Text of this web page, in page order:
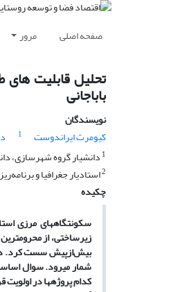
صفحه اصلی مرور
تحلیل قابلیت
باباجانی
نویسندگان
کیومرث ایراندوست
1
1دانشیار گروه شهرسازی،
2استادیار جغرافیا و
چکیده
سکونتگاه­های مرزی
بیش‌ازپیش سست کرد. در
شمار می­رود. سوال
کدام پروژه­ها در اولویت